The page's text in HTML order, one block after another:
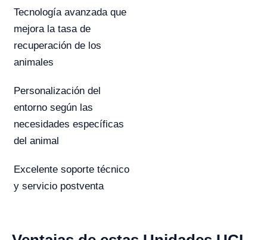
Tecnología avanzada que
mejora la tasa de
recuperación de los
animales
Personalización del
entorno según las
necesidades específicas
del animal
Excelente soporte técnico
y servicio postventa